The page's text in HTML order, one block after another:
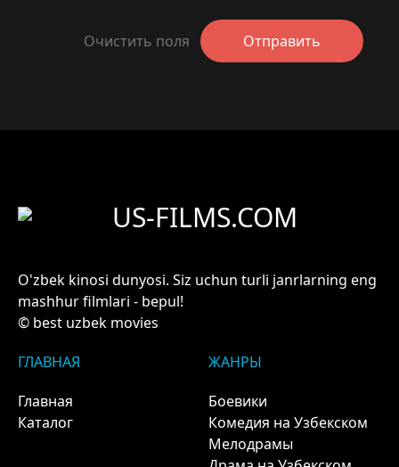
Очистить поля Отправить
US-FILMS.COM
O'zbek kinosi dunyosi. Siz uchun turli janrlarning eng
mashhur filmlari - bepul!
© best uzbek movies
ГЛАВНАЯ
Главная
Каталог
ЖАНРЫ
Боевики
Комедия на Узбекском
Мелодрамы